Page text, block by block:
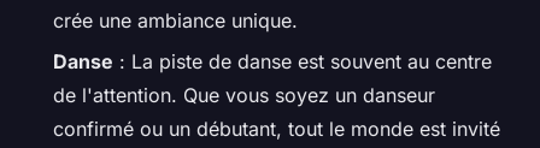
crée une ambiance unique.
Danse : La piste de danse est souvent au centre
de l'attention. Que vous soyez un danseur
confirmé ou un débutant, tout le monde est invité